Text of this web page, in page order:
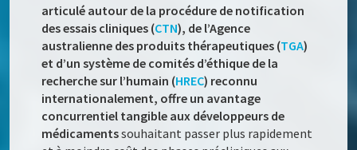
articulé autour de la procédure de notification
des essais cliniques (CTN), de l’Agence
australienne des produits thérapeutiques (TGA)
et d’un système de comités d’éthique de la
recherche sur l’humain (HREC) reconnu
internationalement, offre un avantage
concurrentiel tangible aux développeurs de
médicamentssouhaitant passer plus rapidement